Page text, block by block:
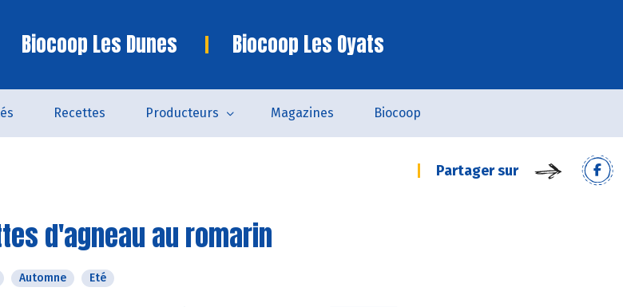
Biocoop Les Dunes Biocoop Les Oyats
Recettes Producteurs Magazines Biocoop
Partager sur
d'agneau au romarin
Automne Eté